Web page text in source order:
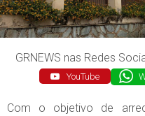
GRNEWS nas Redes
YouTube
Com o objetivo de